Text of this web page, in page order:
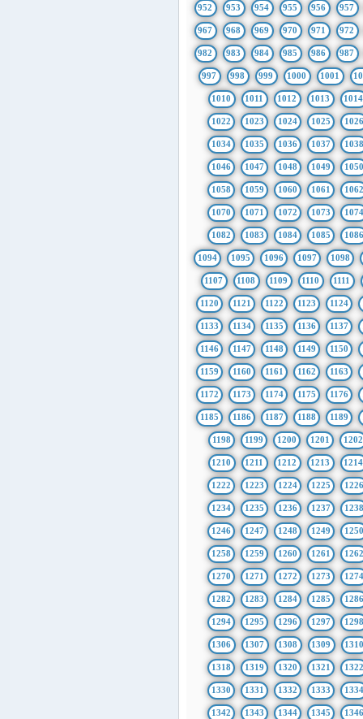
952 953 954 955 956 957
967 968 969 970 971 972
982 983 984 985 986 987
997 998 999 1000 1001
1010 1011 1012 1013 1014
1022 1023 1024 1025 1026
1034 1035 1036 1037 1038
1046 1047 1048 1049 1050
1058 1059 1060 1061 1062
1070 1071 1072 1073 1074
1082 1083 1084 1085 1086
1094 1095 1096 1097 1098
1107 1108 1109 1110 1111
1120 1121 1122 1123 1124
1133 1134 1135 1136 1137
1146 1147 1148 1149 1150
1159 1160 1161 1162 1163
1172 1173 1174 1175 1176
1185 1186 1187 1188 1189
1198 1199 1200 1201 1202
1210 1211 1212 1213 1214
1222 1223 1224 1225 1226
1234 1235 1236 1237 1238
1246 1247 1248 1249 1250
1258 1259 1260 1261 1262
1270 1271 1272 1273 1274
1282 1283 1284 1285 1286
1294 1295 1296 1297 1298
1306 1307 1308 1309
1318 1319 1320 1321 1322
1330 1331 1332 1333 1334
1342 1343 1344 1345 1346